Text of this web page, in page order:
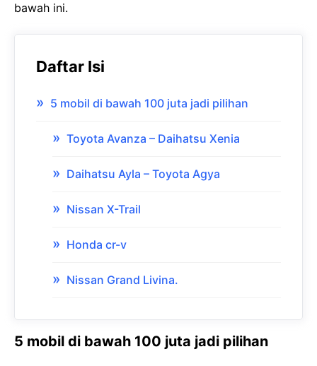
bawah ini.
Daftar Isi
5 mobil di bawah 100 juta jadi pilihan
Toyota Avanza – Daihatsu Xenia
Daihatsu Ayla – Toyota Agya
Nissan X-Trail
Honda cr-v
Nissan Grand Livina.
5 mobil di bawah 100 juta jadi pilihan